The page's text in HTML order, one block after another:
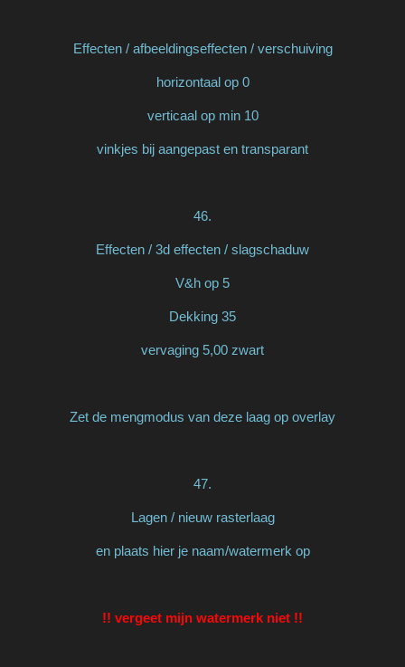
Effecten / afbeeldingseffecten / verschuiving
horizontaal op 0
verticaal op min 10
vinkjes bij aangepast en transparant
46.
Effecten / 3d effecten / slagschaduw
V&h op 5
Dekking 35
vervaging 5,00 zwart
Zet de mengmodus van deze laag op overlay
47.
Lagen / nieuw rasterlaag
en plaats hier je naam/watermerk op
!! vergeet mijn watermerk niet !!